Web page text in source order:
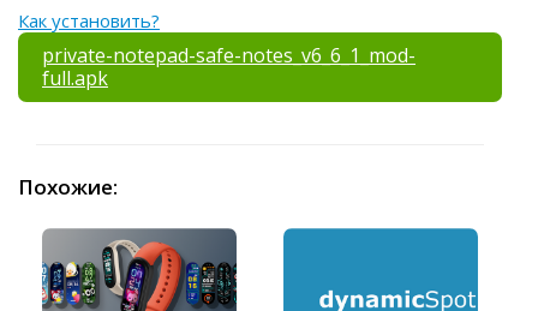
Как установить?
private-notepad-safe-notes_v6_6_1_mod-
full.apk
Похожие: